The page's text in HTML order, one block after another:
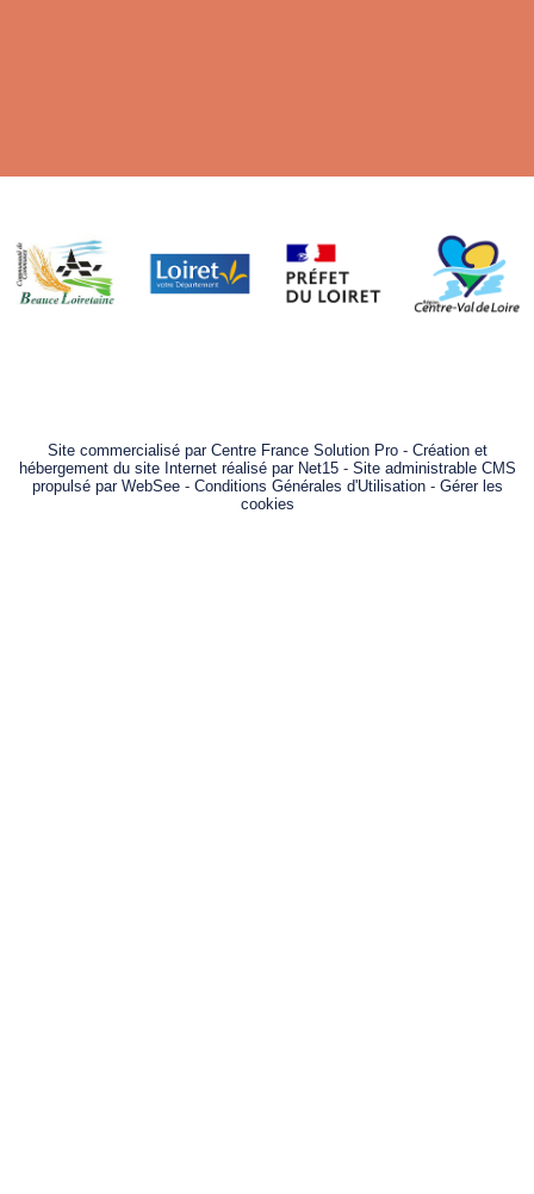
Site commercialisé par Centre France Solution Pro- Création et
hébergement du site Internet réalisé par Net15- Site administrable CMS
propulsé par WebSee- Conditions Générales d'Utilisation- Gérer les
cookies